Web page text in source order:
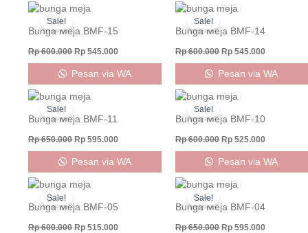
Sale!
Bunga Meja BMF-15
Rp600.000
Original
price
was:
Rp 600.000.
Rp 545.000
Pesan via WA
Sale!
Bunga Meja BMF-14
Rp600.000
Original
price
was:
Rp 600.000.
Rp545.000
Pesan via WA
Sale!
Bunga Meja BMF-11
Rp650.000
Original
price
was:
Rp 650.000.
Rp 595.000
Pesan via WA
Sale!
Bunga Meja BMF-10
Rp600.000
Original
price
was:
Rp 600.000.
Rp525.000
is:
Pesan via WA
Sale!
Bunga Meja BMF-05
Rp600.000
Original
was:
Rp 600.000.
Rp 515.000
Sale!
Bunga Meja BMF-04
Rp650.000
Original
was:
Rp 650.000.
Rp595.000